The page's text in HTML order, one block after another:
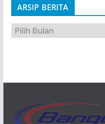
ARSIP BERITA
A
r